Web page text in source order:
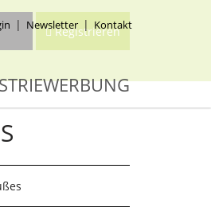
Newsletter Kontakt
Registrieren